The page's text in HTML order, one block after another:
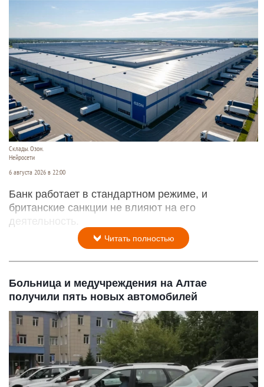
Склады. Озон.
Нейросети
6 августа 2026 в 22:00
Банк работает в стандартном режиме, и
британские санкции не влияют на его
деятельность.
Читать полностью
Больница и медучреждения на Алтае
получили пять новых автомобилей